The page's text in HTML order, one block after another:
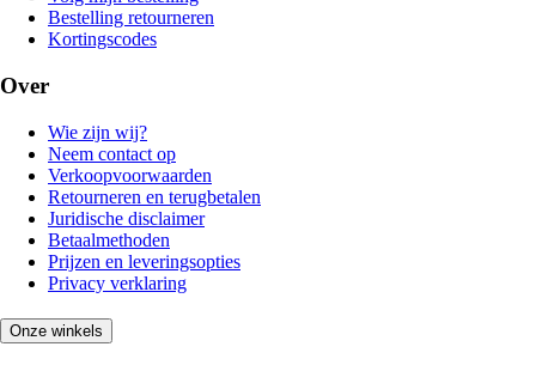
Bestelling retourneren
Kortingscodes
Over
Wie zijn wij?
Neem contact op
Verkoopvoorwaarden
Retourneren en terugbetalen
Juridische disclaimer
Betaalmethoden
Prijzen en leveringsopties
Privacy verklaring
Onze winkels